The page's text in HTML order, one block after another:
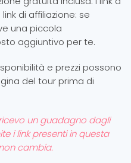
di affiliazione: se
una piccola
aggiuntivo per te.
e prezzi possono
del tour prima di
un guadagno dagli
i link presenti in questa
cambia.